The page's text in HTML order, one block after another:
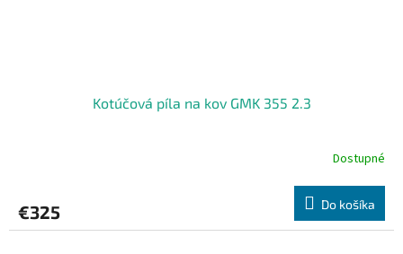
Kotúčová píla na kov GMK 355 2.3
Dostupné
€325 Do košíka